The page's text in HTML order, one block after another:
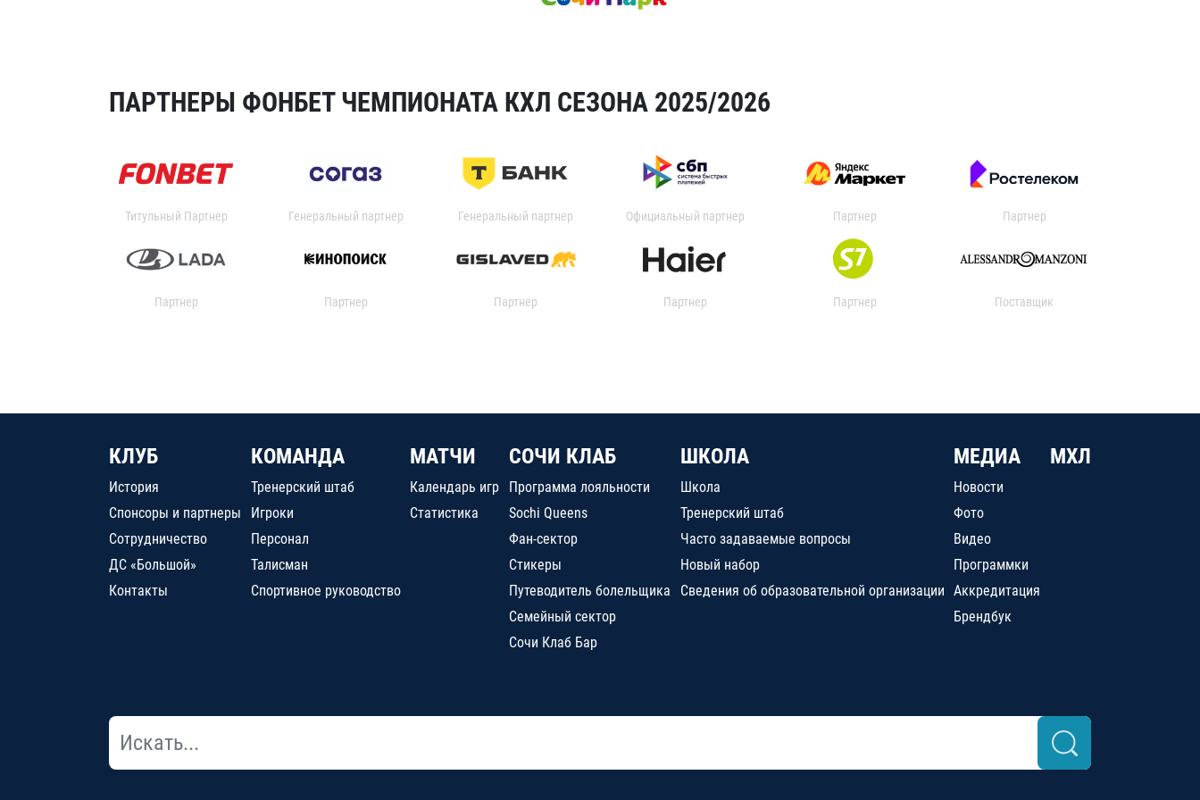
ПАРТНЕРЫ ФОНБЕТ ЧЕМПИОНАТА КХЛ СЕЗОНА 2025/2026
Титульный Партнер Генеральный партнер Генеральный партнер Официальный партнер Партнер Партнер
Партнер Партнер Партнер Партнер Партнер Поставщик
КЛУБ
История
Спонсоры и партнеры
Сотрудничество
ДС «Большой»
Контакты
КОМАНДА
Тренерский штаб
Игроки
Персонал
Талисман
Спортивное руководство
МАТЧИ
Календарь игр
Статистика
СОЧИ КЛАБ
Программа лояльности
Sochi Queens
Фан-сектор
Стикеры
Путеводитель болельщика
Семейный сектор
Сочи Клаб Бар
ШКОЛА
Школа
Тренерский штаб
Часто задаваемые вопросы
Новый набор
Сведения об образовательной организации
МЕДИА
Новости
Фото
Видео
Программки
Аккредитация
Брендбук
МХЛ